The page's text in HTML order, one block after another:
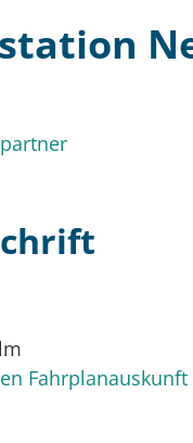
Fahrplanauskunft